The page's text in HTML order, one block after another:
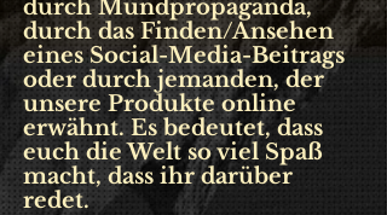
durch Mundpropaganda,
durch das Finden/Ansehen
eines Social-Media-Beitrags
oder durch jemanden, der
unsere Produkte online
erwähnt. Es bedeutet, dass
euch die Welt so viel Spaß
macht, dass ihr darüber
redet.